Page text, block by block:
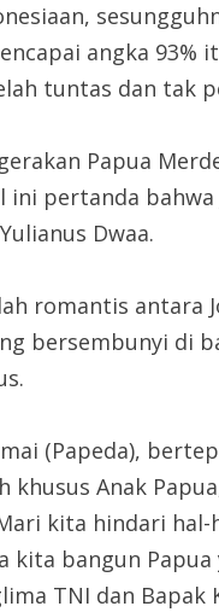
angka 93%
tuntas dan tak
Papua
pertanda
Dwaa.
romantis antara
bersembunyi di
(Papeda),
khusus Anak
kita hindari hal-
kita bangun
TNI dan